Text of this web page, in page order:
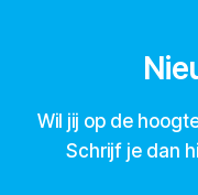
Wil jij op de
Schrijf je dan